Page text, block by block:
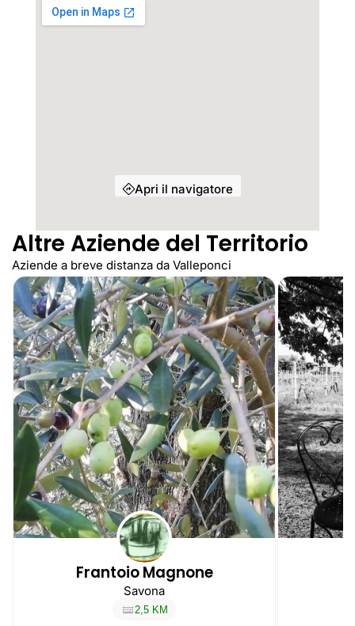
Apri il navigatore
Altre Aziende del Territorio
Aziende a breve distanza da Valleponci
Frantoio Magnone
Savona
2,5 KM